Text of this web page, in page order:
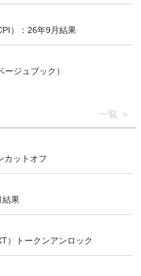
）：26年9月結果
ジュブック）
一覧
カットオフ
結果
）トークンアンロック